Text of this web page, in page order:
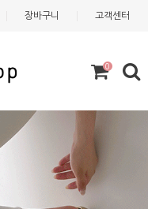
장바구니 고객센터
0